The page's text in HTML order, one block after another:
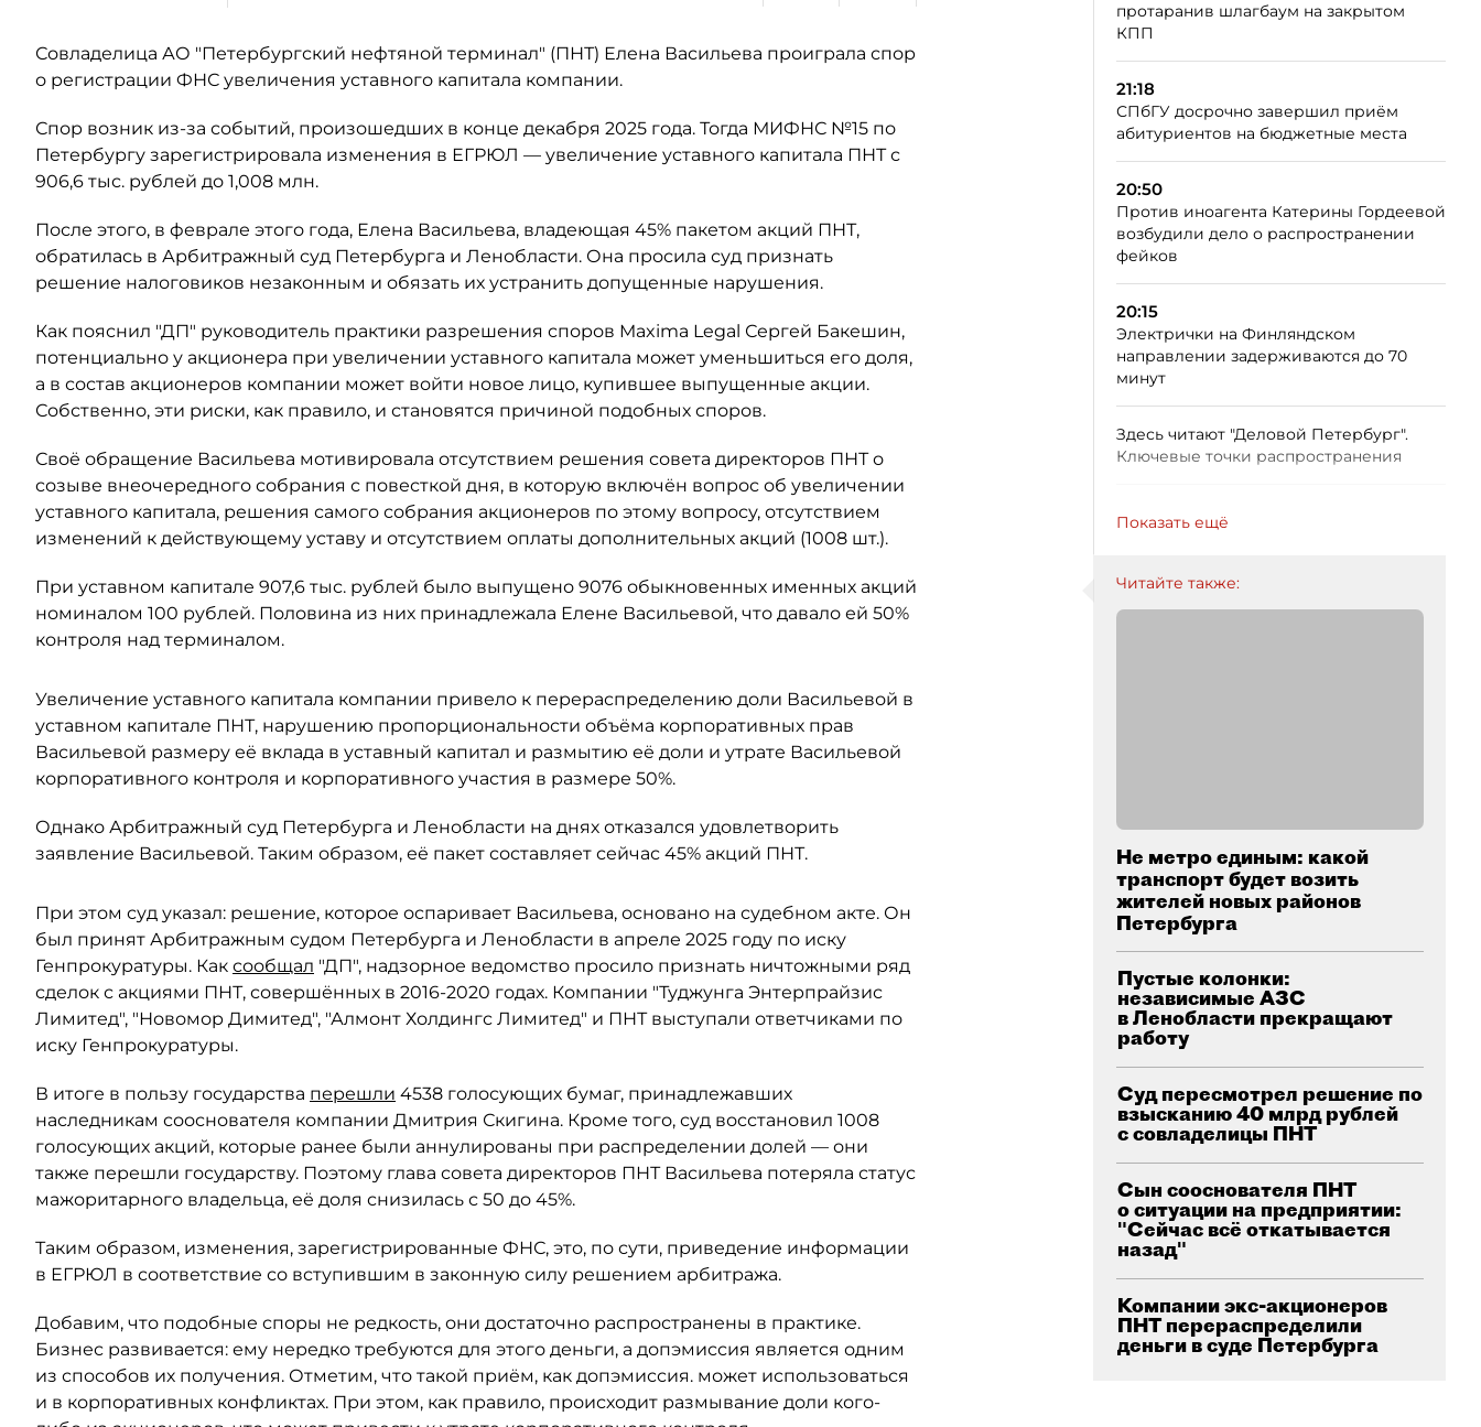
Совладелица АО "Петербургский нефтяной терминал" (ПНТ) Елена Васильева проиграла спор
о регистрации ФНС увеличения уставного капитала компании.
Спор возник из-за событий, произошедших в конце декабря 2025 года. Тогда МИФНС №15 по
Петербургу зарегистрировала изменения в ЕГРЮЛ — увеличение уставного капитала ПНТ с
906,6 тыс. рублей до 1,008 млн.
После этого, в феврале этого года, Елена Васильева, владеющая 45% пакетом акций ПНТ,
обратилась в Арбитражный суд Петербурга и Ленобласти. Она просила суд признать
решение налоговиков незаконным и обязать их устранить допущенные нарушения.
Как пояснил "ДП" руководитель практики разрешения споров Maxima Legal Сергей Бакешин,
потенциально у акционера при увеличении уставного капитала может уменьшиться его доля,
а в состав акционеров компании может войти новое лицо, купившее выпущенные акции.
Собственно, эти риски, как правило, и становятся причиной подобных споров.
Своё обращение Васильева мотивировала отсутствием решения совета директоров ПНТ о
созыве внеочередного собрания с повесткой дня, в которую включён вопрос об увеличении
уставного капитала, решения самого собрания акционеров по этому вопросу, отсутствием
изменений к действующему уставу и отсутствием оплаты дополнительных акций (1008 шт.).
При уставном капитале 907,6 тыс. рублей было выпущено 9076 обыкновенных именных акций
номиналом 100 рублей. Половина из них принадлежала Елене Васильевой, что давало ей 50%
контроля над терминалом.
Увеличение уставного капитала компании привело к перераспределению доли Васильевой в
уставном капитале ПНТ, нарушению пропорциональности объёма корпоративных прав
Васильевой размеру её вклада в уставный капитал и размытию её доли и утрате Васильевой
корпоративного контроля и корпоративного участия в размере 50%.
Однако Арбитражный суд Петербурга и Ленобласти на днях отказался удовлетворить
заявление Васильевой. Таким образом, её пакет составляет сейчас 45% акций ПНТ.
При этом суд указал: решение, которое оспаривает Васильева, основано на судебном акте. Он
был принят Арбитражным судом Петербурга и Ленобласти в апреле 2025 году по иску
Генпрокуратуры. Как сообщал "ДП", надзорное ведомство просило признать ничтожными ряд
сделок с акциями ПНТ, совершённых в 2016-2020 годах. Компании "Туджунга Энтерпрайзис
Лимитед", "Новомор Димитед", "Алмонт Холдингс Лимитед" и ПНТ выступали ответчиками по
иску Генпрокуратуры.
В итоге в пользу государства перешли 4538 голосующих бумаг, принадлежавших
наследникам сооснователя компании Дмитрия Скигина. Кроме того, суд восстановил 1008
голосующих акций, которые ранее были аннулированы при распределении долей — они
также перешли государству. Поэтому глава совета директоров ПНТ Васильева потеряла статус
мажоритарного владельца, её доля снизилась с 50 до 45%.
Таким образом, изменения, зарегистрированные ФНС, это, по сути, приведение информации
в ЕГРЮЛ в соответствие со вступившим в законную силу решением арбитража.
Добавим, что подобные споры не редкость, они достаточно распространены в практике.
Бизнес развивается: ему нередко требуются для этого деньги, а допэмиссия является одним
из способов их получения. Отметим, что такой приём, как допэмиссия. может использоваться
и в корпоративных конфликтах. При этом, как правило, происходит размывание доли кого-
протаранив шлагбаум на закрытом
КПП
21:18
СПбГУ досрочно завершил приём
абитуриентов на бюджетные места
20:50
Против иноагента Катерины Гордеевой
возбудили дело о распространении
фейков
20:15
Электрички на Финляндском
направлении задерживаются до 70
минут
Здесь читают "Деловой Петербург".
Ключевые точки распространения
Показать ещё
Читайте также:
Не метро единым: какой
транспорт будет возить
жителей новых районов
Петербурга
Пустые колонки:
независимые АЗС
в Ленобласти прекращают
работу
Суд пересмотрел решение по
взысканию 40 млрд рублей
с совладелицы ПНТ
Сын сооснователя ПНТ
о ситуации на предприятии:
"Сейчас всё откатывается
назад"
Компании экс-акционеров
ПНТ перераспределили
деньги в суде Петербурга